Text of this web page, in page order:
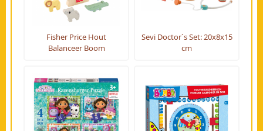
Fisher Price Hout
Balanceer Boom
Sevi Doctor`s Set: 20x8x15
cm